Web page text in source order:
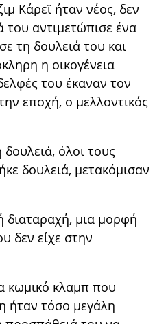
Κάρεϊ ήταν νέος, δεν
του αντιμετώπισε ένα
τη δουλειά του και
η οικογένεια
του έκαναν τον
εποχή, ο μελλοντικός
όλοι τους
δουλειά, μετακόμισαν
διαταραχή, μια μορφή
δεν είχε στην
κωμικό κλαμπ που
ήταν τόσο μεγάλη